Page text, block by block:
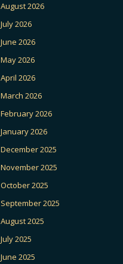
August 2026
July 2026
June 2026
May 2026
April 2026
March 2026
February 2026
January 2026
December 2025
November 2025
October 2025
September 2025
August 2025
July 2025
June 2025